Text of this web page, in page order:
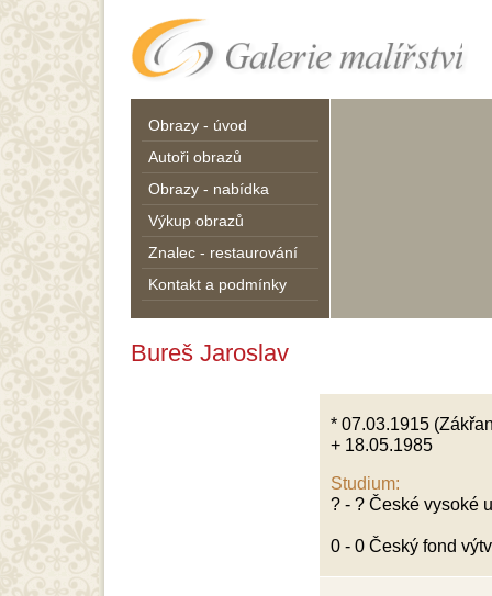
Obrazy - úvod
Autoři obrazů
Obrazy - nabídka
Výkup obrazů
Znalec - restaurování
Kontakt a podmínky
Bureš Jaroslav
* 07.03.1915
+ 18.05.1985
Studium:
? - ? České vysoké
0 - 0 Český fond